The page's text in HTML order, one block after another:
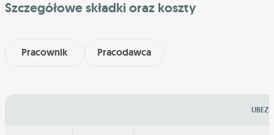
Szczegółowe składki oraz koszty
Pracownik Pracodawca